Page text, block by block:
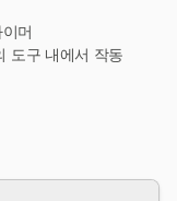
머
도구 내에서 작동